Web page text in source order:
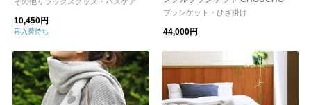
10,450円
再入荷待ち
ブランケット・ひざ掛け
44,000円